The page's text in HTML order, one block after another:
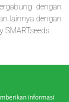
dengan
lainnya dengan
SMARTseeds.
informasi